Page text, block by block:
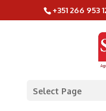
+351 266 953
Select Page